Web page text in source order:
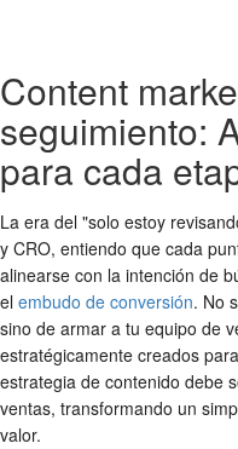
Content
seguimiento:
para cada
La era del "solo estoy
y CRO, entiendo que cada
alinearse con la intención de
el embudo de conversión. No
sino de armar a tu equipo de
estratégicamente creados
estrategia de contenido debe
ventas, transformando un
valor.